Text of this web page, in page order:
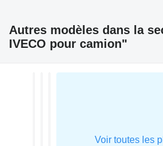
Autres modèles dans la
IVECO pour camion"